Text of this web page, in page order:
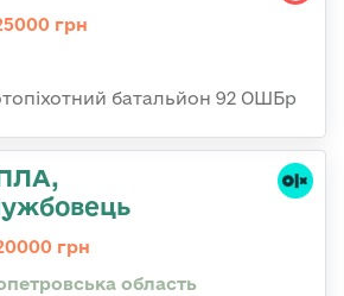
грн
батальйон 92 ОШБр
грн
область